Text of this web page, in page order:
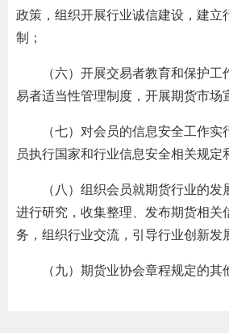
政策，组织开展行业诚信建设，建立
制；
（六）开展交易者教育和保护
易者适当性管理制度，开展期货市场
（七）对会员的信息安全工作
员执行国家和行业信息安全相关规定
（八）组织会员就期货行业的
进行研究，收集整理、发布期货相关
务，组织行业交流，引导行业创新发
（九）期货业协会章程规定的其